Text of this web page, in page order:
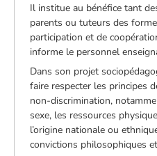
Il institue au bénéfice tant
parents ou tuteurs des
participation et de
informe le personnel
Dans son projet
faire respecter les principes
non-discrimination,
sexe, les ressources
l’origine nationale ou
convictions philosophiques